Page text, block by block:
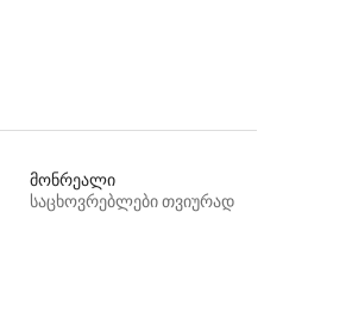
მონრეალი
საცხოვრებლები თვიურად